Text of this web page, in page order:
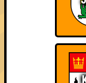
Quizveteran